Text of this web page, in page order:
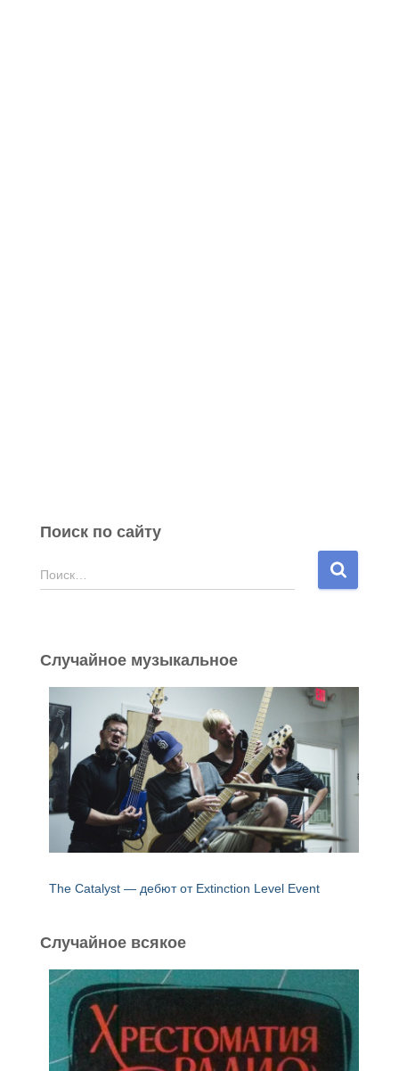
Поиск по сайту
Н
а
:
Поиск…
Случайное музыкальное
The Catalyst — дебют от Extinction Level Event
Случайное всякое